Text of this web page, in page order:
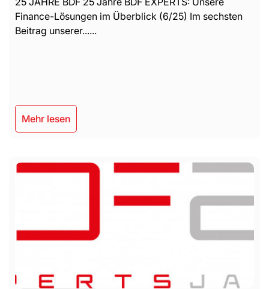
Finance-Lösungen im Überblick (6/25) Im sechsten
Beitrag unserer......
Mehr lesen